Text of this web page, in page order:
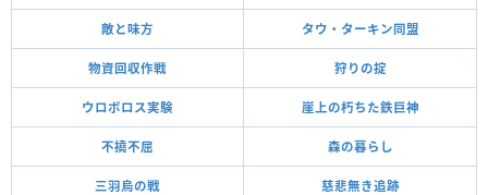
敵と味方 タウ・ターキン同盟
物資回収作戦 狩りの掟
ウロボロス実験 崖上の朽ちた鉄巨神
不撓不屈 森の暮らし
三羽烏の戦 慈悲無き追跡